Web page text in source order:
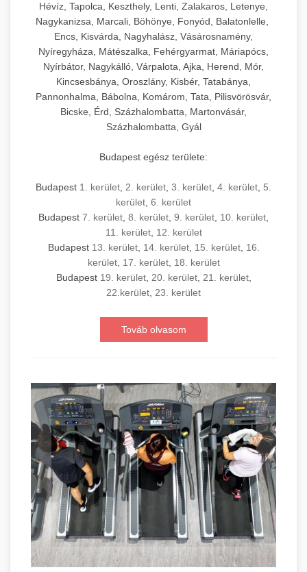
Hévíz, Tapolca, Keszthely, Lenti, Zalakaros, Letenye,
Nagykanizsa, Marcali, Böhönye, Fonyód, Balatonlelle,
Encs, Kisvárda, Nagyhalász, Vásárosnamény,
Nyíregyháza, Mátészalka, Fehérgyarmat, Máriapócs,
Nyírbátor, Nagykálló, Várpalota, Ajka, Herend, Mór,
Kincsesbánya, Oroszlány, Kisbér, Tatabánya,
Pannonhalma, Bábolna, Komárom, Tata, Pilisvörösvár,
Bicske, Érd, Százhalombatta, Martonvásár,
Százhalombatta, Gyál
Budapest egész területe:
Budapest 1. kerület, 2. kerület, 3. kerület, 4. kerület, 5.
kerület, 6. kerület
Budapest 7. kerület, 8. kerület, 9. kerület, 10. kerület,
11. kerület, 12. kerület
Budapest 13. kerület, 14. kerület, 15. kerület, 16.
kerület, 17. kerület, 18. kerület
Budapest 19. kerület, 20. kerület, 21. kerület,
22.kerület, 23. kerület
Továb olvasom